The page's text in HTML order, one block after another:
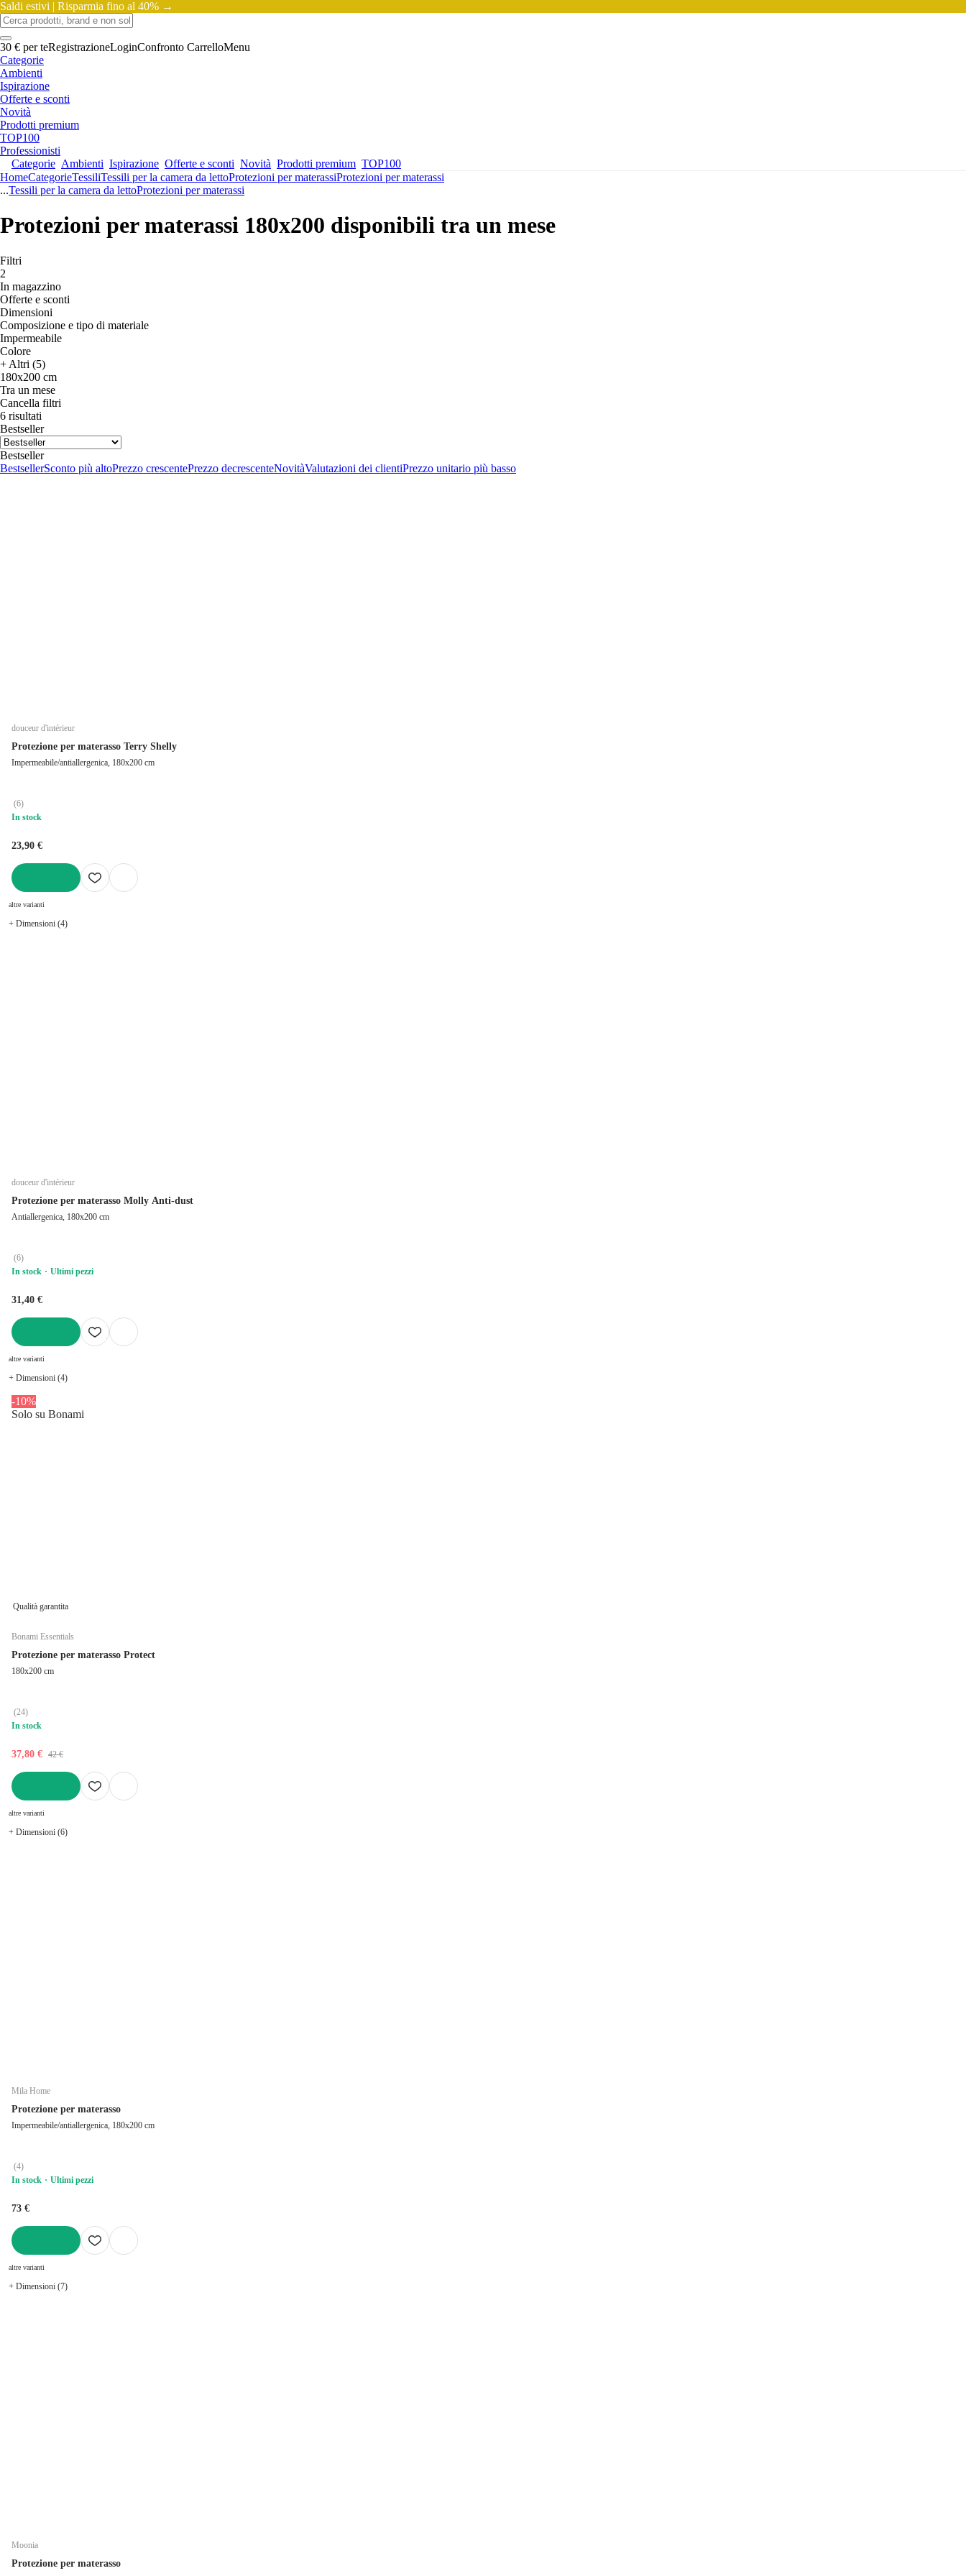
Saldi estivi | Risparmia fino al 40% →
30 € per teRegistrazioneLoginConfronto CarrelloMenu
Categorie
Ambienti
Ispirazione
Offerte e sconti
Novità
Prodotti premium
TOP100
Professionisti
Categorie Ambienti Ispirazione Offerte e sconti Novità Prodotti premium TOP100
HomeCategorieTessiliTessili per la camera da lettoProtezioni per materassiProtezioni per materassi
...Tessili per la camera da lettoProtezioni per materassi
Protezioni per materassi 180x200 disponibili tra un mese
Filtri
2
In magazzino
Offerte e sconti
Dimensioni
Composizione e tipo di materiale
Impermeabile
Colore
+ Altri (5)
180x200 cm
Tra un mese
Cancella filtri
6 risultati
Bestseller
Bestseller
BestsellerSconto più altoPrezzo crescentePrezzo decrescenteNovitàValutazioni dei clientiPrezzo unitario più basso
douceur d'intérieur
Protezione per materasso Terry Shelly
Impermeabile/antiallergenica, 180x200 cm
(6)
In stock
23,90 €
altre varianti
+ Dimensioni (4)
douceur d'intérieur
Protezione per materasso Molly Anti-dust
Antiallergenica, 180x200 cm
(6)
In stock
Ultimi pezzi
31,40 €
altre varianti
+ Dimensioni (4)
-10%
Solo su Bonami
Qualità garantita
Bonami Essentials
Protezione per materasso Protect
180x200 cm
(24)
In stock
37,80 € 42 €
altre varianti
+ Dimensioni (6)
Mila Home
Protezione per materasso
Impermeabile/antiallergenica, 180x200 cm
(4)
In stock
Ultimi pezzi
73 €
altre varianti
+ Dimensioni (7)
Moonia
Protezione per materasso